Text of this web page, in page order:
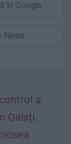
în Google
News
a
Galați.